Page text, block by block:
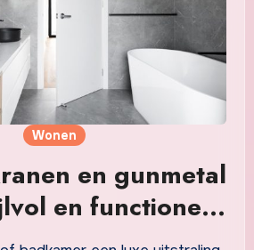
Wonen
en gunmetal
en functioneel
en badkamer